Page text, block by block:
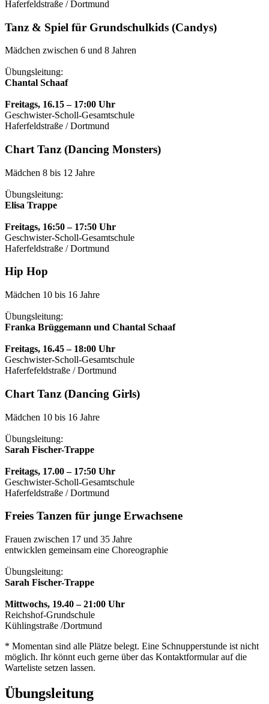
Haferfeldstraße / Dortmund
Tanz & Spiel für Grundschulkids (Candys)
Mädchen zwischen 6 und 8 Jahren
Übungsleitung:
Chantal Schaaf
Freitags, 16.15 – 17:00 Uhr
Geschwister-Scholl-Gesamtschule
Haferfeldstraße / Dortmund
Chart Tanz (Dancing Monsters)
Mädchen 8 bis 12 Jahre
Übungsleitung:
Elisa Trappe
Freitags, 16:50 – 17:50 Uhr
Geschwister-Scholl-Gesamtschule
Haferfeldstraße / Dortmund
Hip Hop
Mädchen 10 bis 16 Jahre
Übungsleitung:
Franka Brüggemann und Chantal Schaaf
Freitags, 16.45 – 18:00 Uhr
Geschwister-Scholl-Gesamtschule
Haferfefeldstraße / Dortmund
Chart Tanz (Dancing Girls)
Mädchen 10 bis 16 Jahre
Übungsleitung:
Sarah Fischer-Trappe
Freitags, 17.00 – 17:50 Uhr
Geschwister-Scholl-Gesamtschule
Haferfeldstraße / Dortmund
Freies Tanzen für junge Erwachsene
Frauen zwischen 17 und 35 Jahre
entwicklen gemeinsam eine Choreographie
Übungsleitung:
Sarah Fischer-Trappe
Mittwochs, 19.40 – 21:00 Uhr
Reichshof-Grundschule
Kühlingstraße /Dortmund
* Momentan sind alle Plätze belegt. Eine Schnupperstunde ist nicht
möglich. Ihr könnt euch gerne über das Kontaktformular auf die
Warteliste setzen lassen.
Übungsleitung